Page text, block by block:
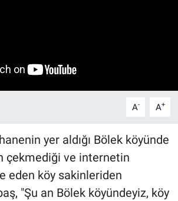
A- A+
yer aldığı Bölek köyünde
çekmediği ve internetin
eden köy sakinleriden
"Şu an Bölek köyündeyiz, köy